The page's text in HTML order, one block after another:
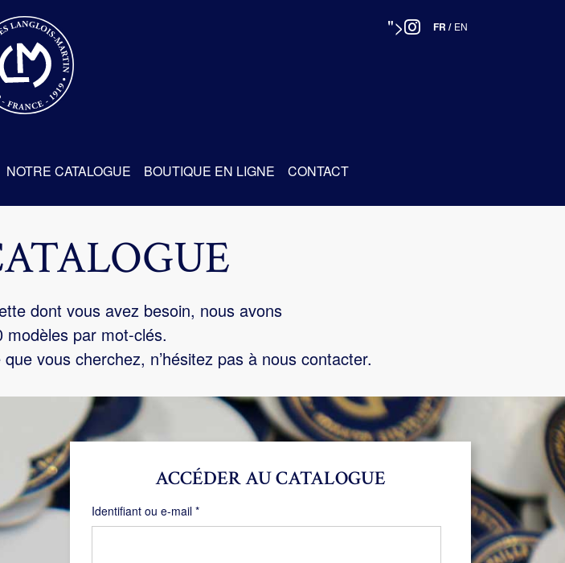
"> FR / EN
NOTRE CATALOGUE BOUTIQUE EN LIGNE CONTACT
dont vous avez besoin, nous avons
modèles par mot-clés.
vous cherchez, n’hésitez pas à nous contacter.
ACCÉDER AU CATALOGUE
Identifiant ou e-mail *Obligatoire